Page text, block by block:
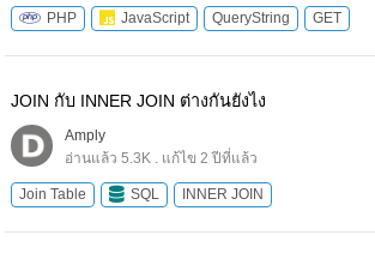
PHP JavaScript QueryString GET
JOIN กับ INNER JOIN ต่างกันยังไง
Amply
อ่านแล้ว 5.3K . แก้ไข 2 ปีที่แล้ว
Join Table SQL INNER JOIN